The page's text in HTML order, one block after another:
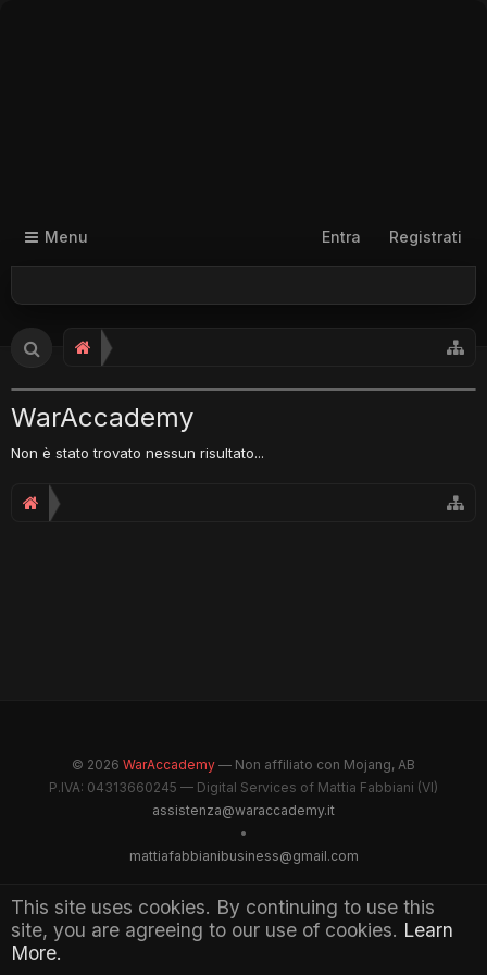
Menu Entra Registrati
This site uses cookies. By continuing to use this
site, you are agreeing to our use of cookies. Learn
More.
WarAccademy
Non è stato trovato nessun risultato...
© 2026 WarAccademy — Non affiliato con Mojang, AB
P.IVA: 04313660245 — Digital Services of Mattia Fabbiani (VI)
assistenza@waraccademy.it
•
mattiafabbianibusiness@gmail.com
@GhostFabbyz
Maintained by WarAccademy Administrators